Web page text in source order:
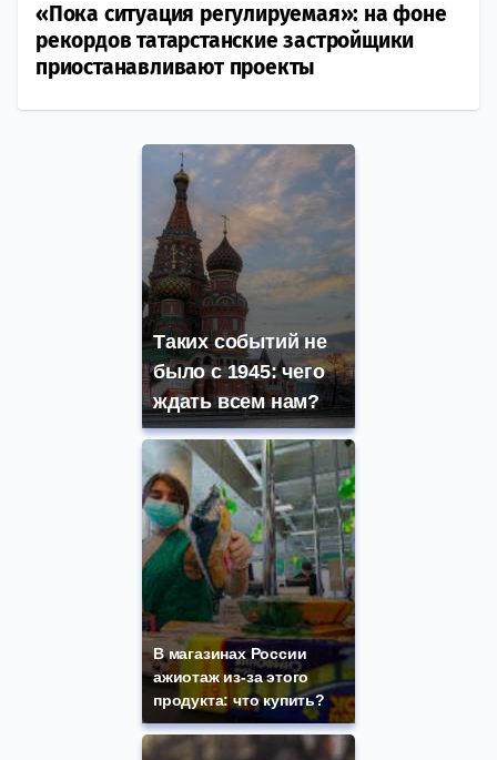
«Пока ситуация регулируемая»: на фоне
рекордов татарстанские застройщики
приостанавливают проекты
Таких событий не
было с 1945: чего
ждать всем нам?
В магазинах России
ажиотаж из-за этого
продукта: что купить?